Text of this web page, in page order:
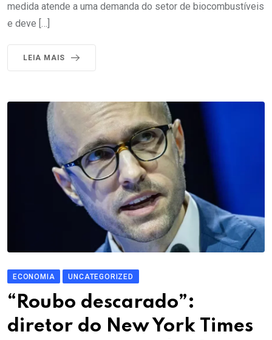
medida atende a uma demanda do setor de biocombustíveis
e deve […]
LEIA MAIS
ECONOMIA UNCATEGORIZED
“Roubo descarado”:
diretor do New York Times